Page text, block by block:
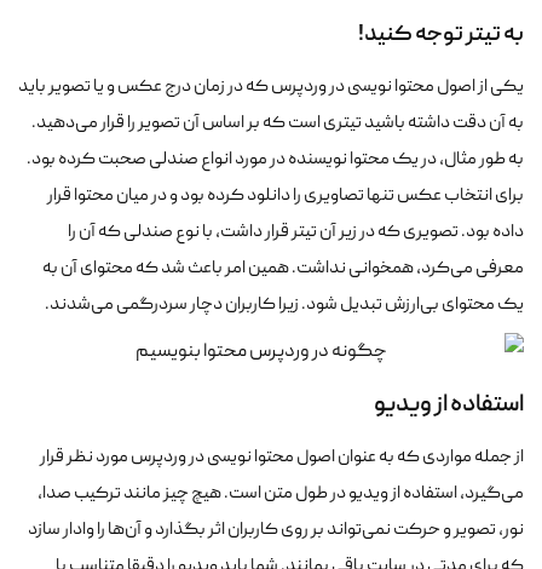
به تیتر توجه کنید!
یکی از اصول محتوا نویسی در وردپرس که در زمان درج عکس و یا تصویر باید
به آن دقت داشته باشید تیتری است که بر اساس آن تصویر را قرار می‌دهید.
به طور مثال، در یک محتوا نویسنده در مورد انواع صندلی صحبت کرده بود.
برای انتخاب عکس تنها تصاویری را دانلود کرده بود و در میان محتوا قرار
داده بود. تصویری که در زیر آن تیتر قرار داشت، با نوع صندلی که آن را
معرفی می‌کرد، همخوانی نداشت. همین امر باعث شد که محتوای آن به
یک محتوای بی‌ارزش تبدیل شود. زیرا کاربران دچار سردرگمی می‌شدند.
استفاده از ویدیو
از جمله مواردی که به عنوان اصول محتوا نویسی در وردپرس مورد نظر قرار
می‌گیرد، استفاده از ویدیو در طول متن است. هیچ چیز مانند ترکیب صدا،
نور، تصویر و حرکت نمی‌تواند بر روی کاربران اثر بگذارد و آن‌ها را وادار سازد